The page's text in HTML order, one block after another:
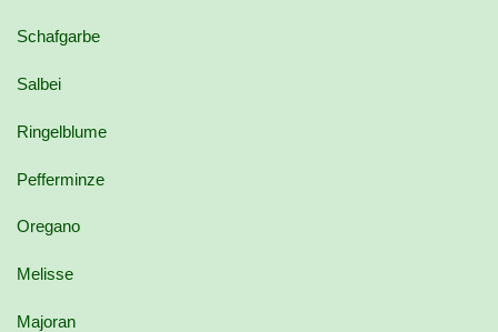
Schafgarbe
Salbei
Ringelblume
Pefferminze
Oregano
Melisse
Majoran